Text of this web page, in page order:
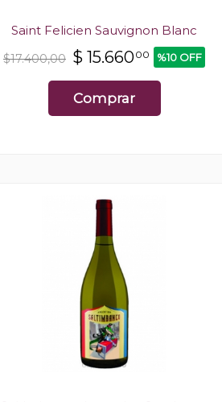
Saint Felicien Sauvignon Blanc
$17.400,00 $ 15.66000 %10 OFF
Comprar